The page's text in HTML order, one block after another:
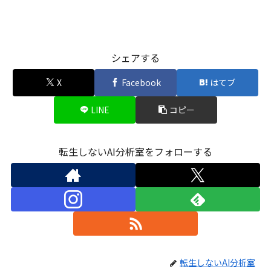
シェアする
X Facebook はてブ
LINE コピー
転生しないAI分析室をフォローする
転生しないAI分析室